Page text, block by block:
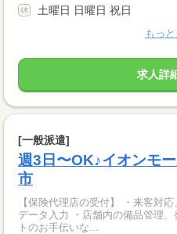
土曜日 日曜日 祝日
もっ
求人詳
[一般派遣]
週3日〜OK♪イオンモ
市
【保険代理店の受付】 ・来客対
データ入力 ・店舗内の備品管理
トのお手伝いな...